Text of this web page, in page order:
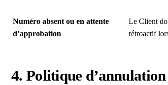
Numéro absent ou en attente
d’approbation
Le Client
rétroactif
4. Politique